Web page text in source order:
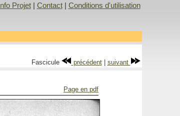
Info Projet| Contact| Conditions d'utilisation
Fascicule précédent| suivant
Page en pdf